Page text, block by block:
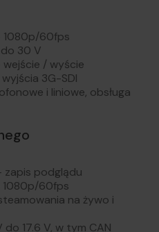
1080p/60fps
do 30 V
/ wyście
3G-SDI
i liniowe, obsługa
zapis podglądu
1080p/60fps
na żywo i
17.6 V, w tym CAN